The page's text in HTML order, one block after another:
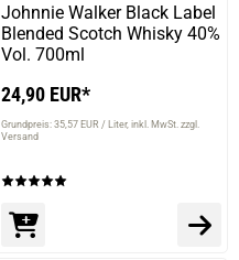
Johnnie Walker Black Label
Blended Scotch Whisky 40%
Vol. 700ml
24,90 EUR*
Grundpreis: 35,57 EUR / Liter inkl. MwSt. zzgl.
Versand